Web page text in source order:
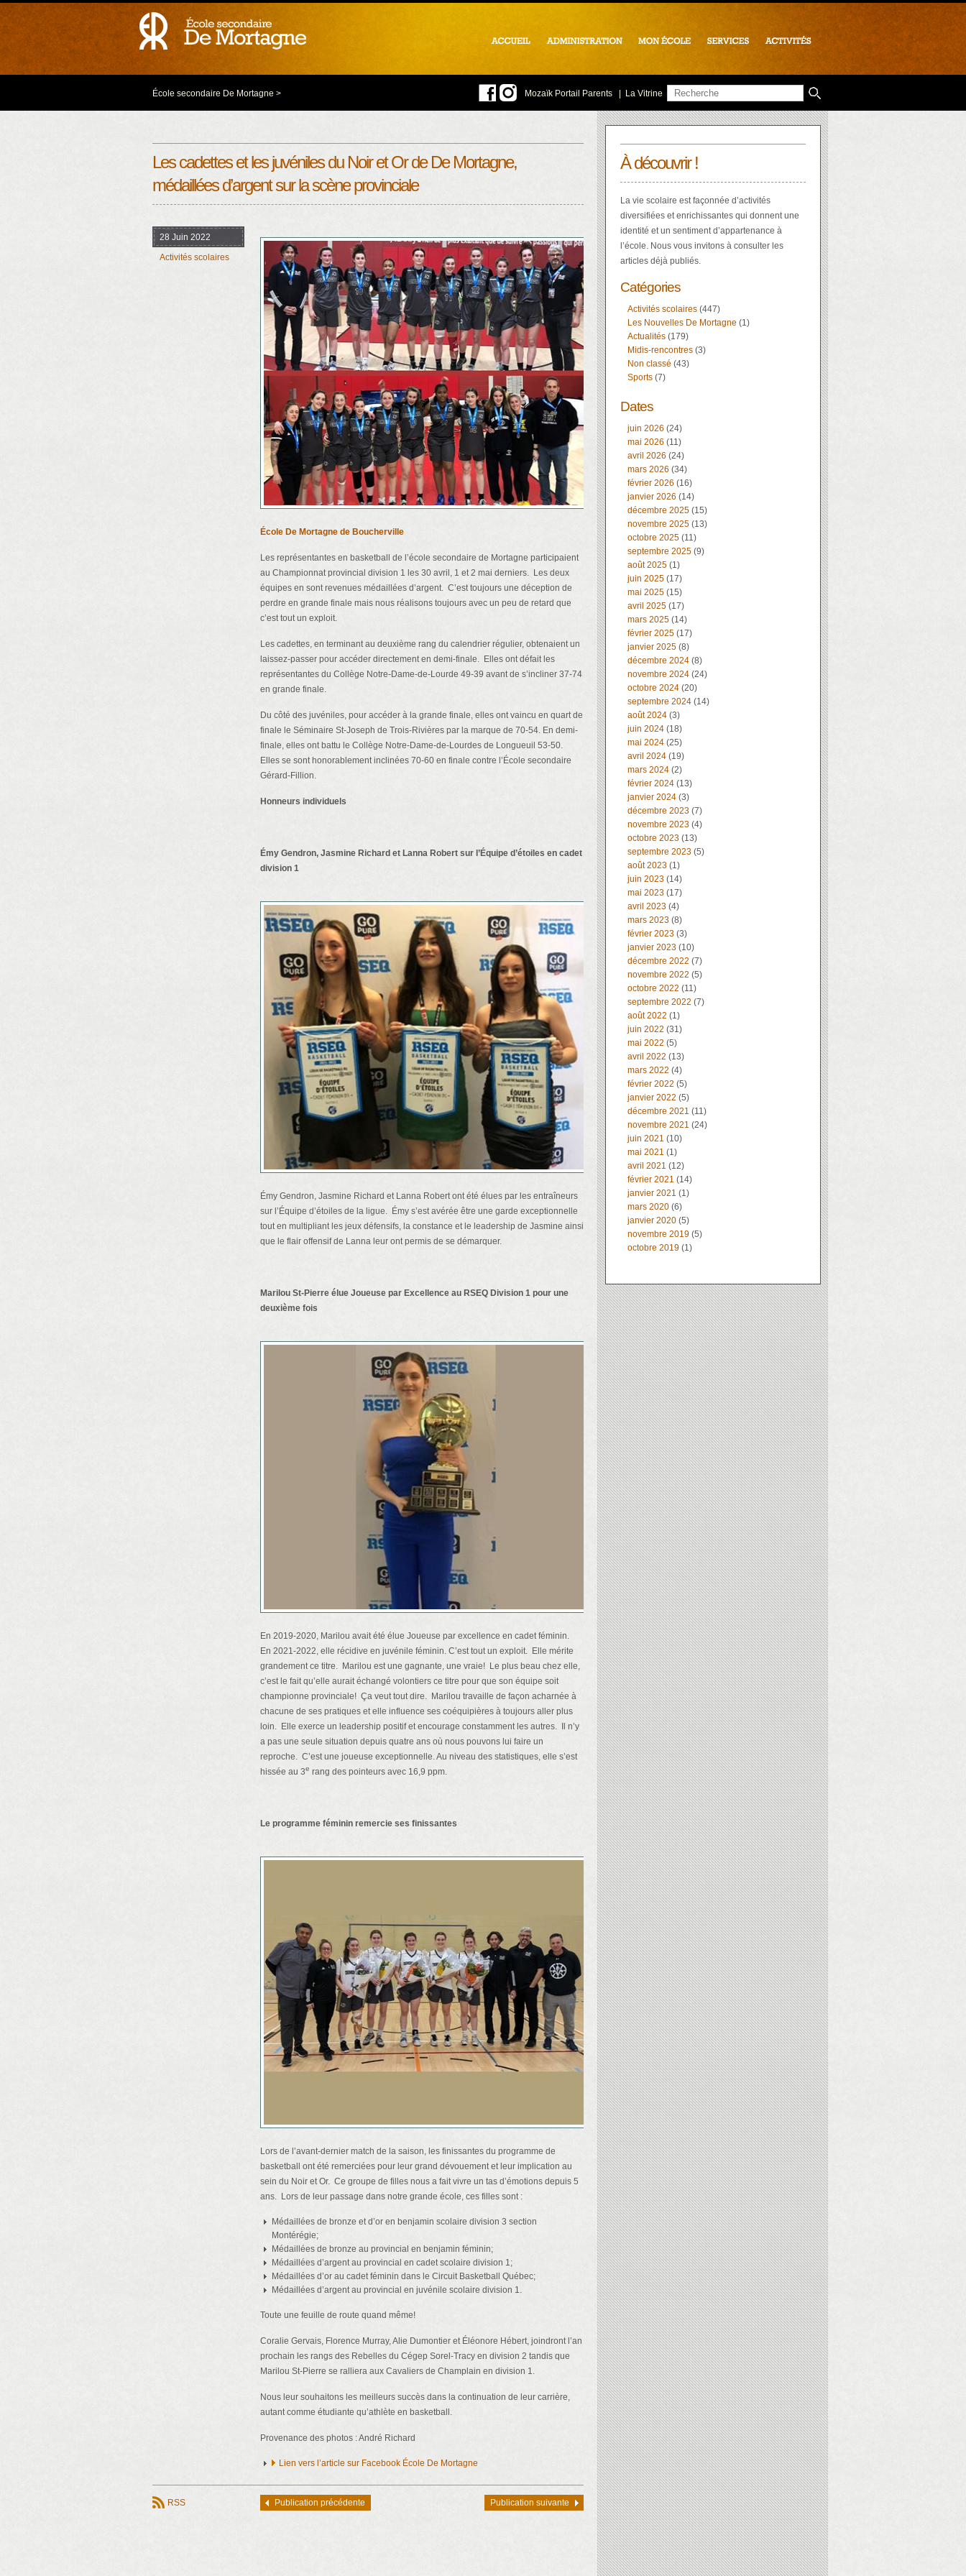
École secondaire De Mortagne > Mozaïk Portail Parents La Vitrine
Les cadettes et les juvéniles du Noir et Or de De Mortagne,
médaillées d’argent sur la scène provinciale
28 Juin 2022
Activités scolaires
École De Mortagne de Boucherville
Les représentantes en basketball de l’école secondaire de Mortagne participaient
au Championnat provincial division 1 les 30 avril, 1 et 2 mai derniers. Les deux
équipes en sont revenues médaillées d’argent. C’est toujours une déception de
perdre en grande finale mais nous réalisons toujours avec un peu de retard que
c’est tout un exploit.
Les cadettes, en terminant au deuxième rang du calendrier régulier, obtenaient un
laissez-passer pour accéder directement en demi-finale. Elles ont défait les
représentantes du Collège Notre-Dame-de-Lourde 49-39 avant de s’incliner 37-74
en grande finale.
Du côté des juvéniles, pour accéder à la grande finale, elles ont vaincu en quart de
finale le Séminaire St-Joseph de Trois-Rivières par la marque de 70-54. En demi-
finale, elles ont battu le Collège Notre-Dame-de-Lourdes de Longueuil 53-50.
Elles se sont honorablement inclinées 70-60 en finale contre l’École secondaire
Gérard-Fillion.
Honneurs individuels
Émy Gendron, Jasmine Richard et Lanna Robert sur l’Équipe d’étoiles en cadet
division 1
Émy Gendron, Jasmine Richard et Lanna Robert ont été élues par les entraîneurs
sur l’Équipe d’étoiles de la ligue. Émy s’est avérée être une garde exceptionnelle
tout en multipliant les jeux défensifs, la constance et le leadership de Jasmine ainsi
que le flair offensif de Lanna leur ont permis de se démarquer.
Marilou St-Pierre élue Joueuse par Excellence au RSEQ Division 1 pour une
deuxième fois
En 2019-2020, Marilou avait été élue Joueuse par excellence en cadet féminin.
En 2021-2022, elle récidive en juvénile féminin. C’est tout un exploit. Elle mérite
grandement ce titre. Marilou est une gagnante, une vraie! Le plus beau chez elle,
c’est le fait qu’elle aurait échangé volontiers ce titre pour que son équipe soit
championne provinciale! Ça veut tout dire. Marilou travaille de façon acharnée à
chacune de ses pratiques et elle influence ses coéquipières à toujours aller plus
loin. Elle exerce un leadership positif et encourage constamment les autres. Il n’y
a pas une seule situation depuis quatre ans où nous pouvons lui faire un
reproche. C’est une joueuse exceptionnelle. Au niveau des statistiques, elle s’est
hissée au 3e rang des pointeurs avec 16,9 ppm.
Le programme féminin remercie ses finissantes
Lors de l’avant-dernier match de la saison, les finissantes du programme de
basketball ont été remerciées pour leur grand dévouement et leur implication au
sein du Noir et Or. Ce groupe de filles nous a fait vivre un tas d’émotions depuis 5
ans. Lors de leur passage dans notre grande école, ces filles sont :
Médaillées de bronze et d’or en benjamin scolaire division 3 section
Montérégie;
Médaillées de bronze au provincial en benjamin féminin;
Médaillées d’argent au provincial en cadet scolaire division 1;
Médaillées d’or au cadet féminin dans le Circuit Basketball Québec;
Médaillées d’argent au provincial en juvénile scolaire division 1.
Toute une feuille de route quand même!
Coralie Gervais, Florence Murray, Alie Dumontier et Éléonore Hébert, joindront l’an
prochain les rangs des Rebelles du Cégep Sorel-Tracy en division 2 tandis que
Marilou St-Pierre se ralliera aux Cavaliers de Champlain en division 1.
Nous leur souhaitons les meilleurs succès dans la continuation de leur carrière,
autant comme étudiante qu’athlète en basketball.
Provenance des photos : André Richard
Lien vers l’article sur Facebook École De Mortagne
RSS Publication précédente Publication suivante
À découvrir !
La vie scolaire est façonnée d’activités
diversifiées et enrichissantes qui donnent une
identité et un sentiment d’appartenance à
l’école. Nous vous invitons à consulter les
articles déjà publiés.
Catégories
Activités scolaires (447)
Les Nouvelles De Mortagne (1)
Actualités (179)
Midis-rencontres (3)
Non classé (43)
Sports (7)
Dates
juin 2026 (24)
mai 2026 (11)
avril 2026 (24)
mars 2026 (34)
février 2026 (16)
janvier 2026 (14)
décembre 2025 (15)
novembre 2025 (13)
octobre 2025 (11)
septembre 2025 (9)
août 2025 (1)
juin 2025 (17)
mai 2025 (15)
avril 2025 (17)
mars 2025 (14)
février 2025 (17)
janvier 2025 (8)
décembre 2024 (8)
novembre 2024 (24)
octobre 2024 (20)
septembre 2024 (14)
août 2024 (3)
juin 2024 (18)
mai 2024 (25)
avril 2024 (19)
mars 2024 (2)
février 2024 (13)
janvier 2024 (3)
décembre 2023 (7)
novembre 2023 (4)
octobre 2023 (13)
septembre 2023 (5)
août 2023 (1)
juin 2023 (14)
mai 2023 (17)
avril 2023 (4)
mars 2023 (8)
février 2023 (3)
janvier 2023 (10)
décembre 2022 (7)
novembre 2022 (5)
octobre 2022 (11)
septembre 2022 (7)
août 2022 (1)
juin 2022 (31)
mai 2022 (5)
avril 2022 (13)
mars 2022 (4)
février 2022 (5)
janvier 2022 (5)
décembre 2021 (11)
novembre 2021 (24)
juin 2021 (10)
mai 2021 (1)
avril 2021 (12)
février 2021 (14)
janvier 2021 (1)
mars 2020 (6)
janvier 2020 (5)
novembre 2019 (5)
octobre 2019 (1)